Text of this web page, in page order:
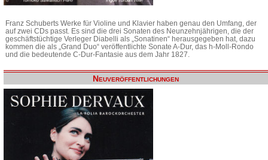
Franz Schuberts Werke für Violine und Klavier haben genau den Umfang, der
auf zwei CDs passt. Es sind die drei Sonaten des Neunzehnjährigen, die der
geschäftstüchtige Verleger Diabelli als „Sonatinen“ herausgegeben hat, dazu
kommen die als „Grand Duo“ veröffentlichte Sonate A-Dur, das h-Moll-Rondo
und die bedeutende C-Dur-Fantasie aus dem Jahr 1827.
Neuveröffentlichungen